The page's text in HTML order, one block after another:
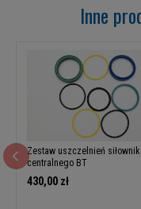
Inne
Zestaw uszczelnień
centralnego BT
430,00 zł